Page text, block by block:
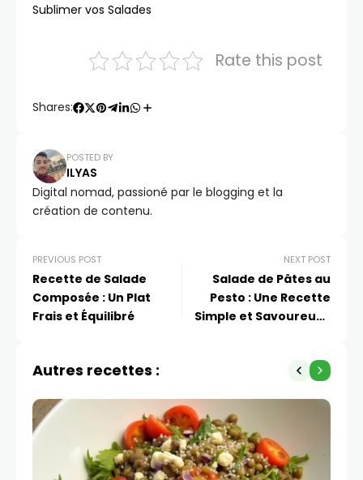
Sublimer vos Salades
Rate this post
Shares:
POSTED BY
ILYAS
Digital nomad, passioné par le blogging et la
création de contenu.
PREVIOUS POST
Recette de Salade
Composée : Un Plat
Frais et Équilibré
NEXT POST
Salade de Pâtes au
Pesto : Une Recette
Simple et Savoureuse
Autres recettes :